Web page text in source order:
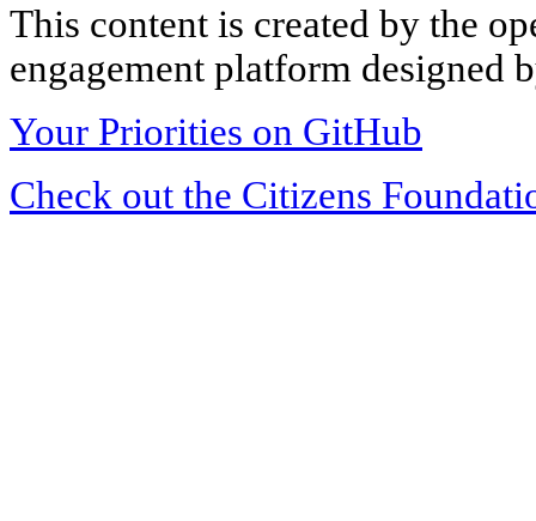
This content is created by the
engagement platform designed
Your Priorities on GitHub
Check out the Citizens